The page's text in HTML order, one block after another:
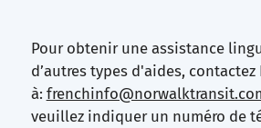
Pour obtenir une assistance
d’autres types d'aides,
à:
veuillez indiquer un numéro de